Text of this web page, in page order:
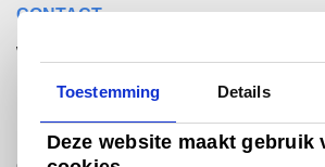
Toestemming Details
Deze website maakt gebruik
CONTACT
Wilt u met iemand
spreken?